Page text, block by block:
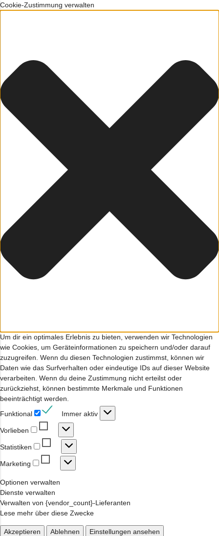
Cookie-Zustimmung verwalten
Um dir ein optimales Erlebnis zu bieten, verwenden wir Technologien
wie Cookies, um Geräteinformationen zu speichern und/oder darauf
zuzugreifen. Wenn du diesen Technologien zustimmst, können wir
Daten wie das Surfverhalten oder eindeutige IDs auf dieser Website
verarbeiten. Wenn du deine Zustimmung nicht erteilst oder
zurückziehst, können bestimmte Merkmale und Funktionen
beeinträchtigt werden.
Funktional
Immer aktiv
Vorlieben
Vorlieben
Statistiken
Statistiken
Marketing
Marketing
Optionen verwalten
Dienste verwalten
Verwalten von {vendor_count}-Lieferanten
Lese mehr über diese Zwecke
Akzeptieren Ablehnen
Einstellungen ansehen